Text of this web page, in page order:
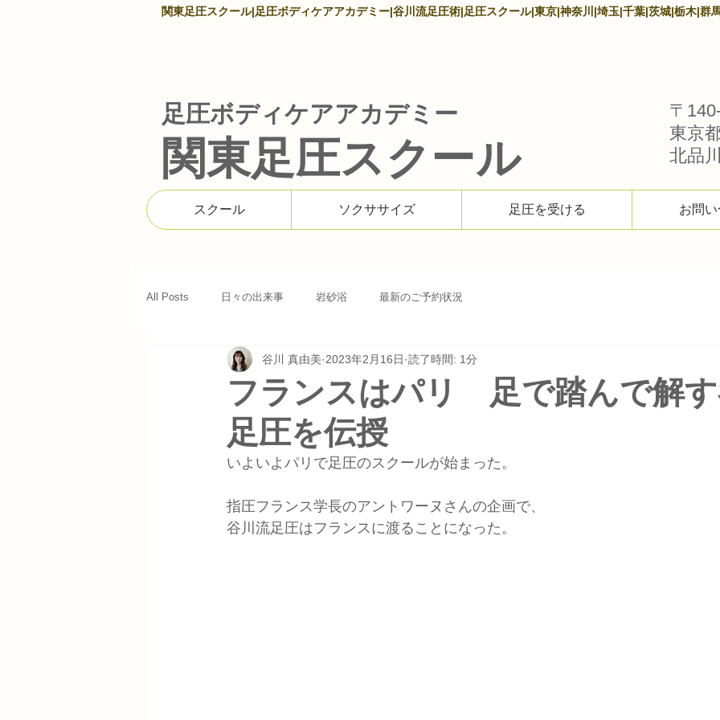
関東足圧スクール|足圧ボディケアアカデミー|谷川流足圧術|足圧スクール|東京|神奈川|埼玉|千葉|茨城|栃木|群
足圧ボディケアアカデミー
関東足圧スクール
〒
東京
北品
スクール ソクササイズ 足圧を受ける お問
All Posts 日々の出来事 岩砂浴 最新のご予約状況
フランスはパリ 足で踏んで解
足圧を伝授
谷川 真由美 2023年2月16日 読了時間: 1分
いよいよパリで足圧のスクールが始まった。
指圧フランス学長のアントワーヌさんの企画で、
谷川流足圧はフランスに渡ることになった。